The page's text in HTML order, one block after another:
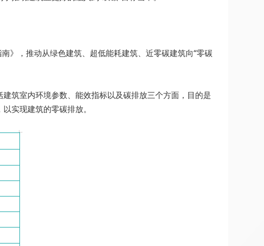
》，推动从绿色建筑、超低能耗建筑、近零碳建筑向“零碳
筑室内环境参数、能效指标以及碳排放三个方面，目的是
实现建筑的零碳排放。